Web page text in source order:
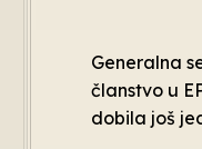
Generalna
članstvo u
dobila još